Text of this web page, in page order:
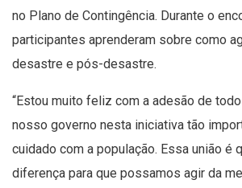
no Plano de Contingência. Durante o
participantes aprenderam sobre como
desastre e pós-desastre.
“Estou muito feliz com a adesão de
nosso governo nesta iniciativa tão
cuidado com a população. Essa união é
diferença para que possamos agir da